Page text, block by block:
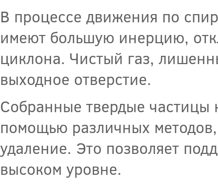
В процессе движения по
имеют большую инерцию,
циклона. Чистый газ,
выходное отверстие.
Собранные твердые частицы
помощью различных
удаление. Это позволяет
высоком уровне.